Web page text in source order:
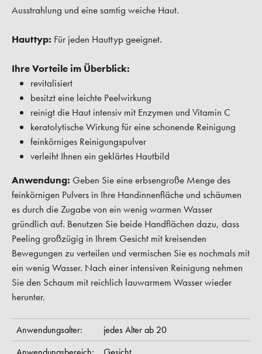
Ausstrahlung und eine samtig weiche Haut.
Hauttyp: Für jeden Hauttyp geeignet.
Ihre Vorteile im Überblick:
revitalisiert
besitzt eine leichte Peelwirkung
reinigt die Haut intensiv mit Enzymen und Vitamin C
keratolytische Wirkung für eine schonende Reinigung
feinkörniges Reinigungspulver
verleiht Ihnen ein geklärtes Hautbild
Anwendung: Geben Sie eine erbsengroße Menge des
feinkörnigen Pulvers in Ihre Handinnenfläche und schäumen
es durch die Zugabe von ein wenig warmen Wasser
gründlich auf. Benutzen Sie beide Handflächen dazu, dass
Peeling großzügig in Ihrem Gesicht mit kreisenden
Bewegungen zu verteilen und vermischen Sie es nochmals mit
ein wenig Wasser. Nach einer intensiven Reinigung nehmen
Sie den Schaum mit reichlich lauwarmem Wasser wieder
herunter.
Anwendungsalter:
jedes Alter ab 20